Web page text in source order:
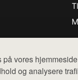
vores
og analysere